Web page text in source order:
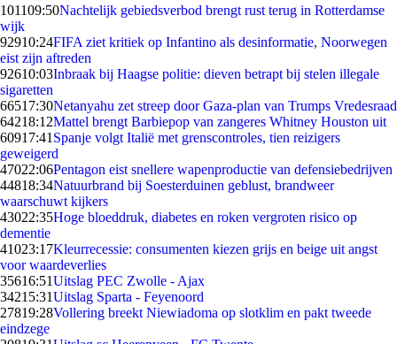
101109:50Nachtelijk gebiedsverbod brengt rust terug in Rotterdamse
wijk
92910:24FIFA ziet kritiek op Infantino als desinformatie, Noorwegen
eist zijn aftreden
92610:03Inbraak bij Haagse politie: dieven betrapt bij stelen illegale
sigaretten
66517:30Netanyahu zet streep door Gaza-plan van Trumps Vredesraad
64218:12Mattel brengt Barbiepop van zangeres Whitney Houston uit
60917:41 Spanje volgt Italië met grenscontroles, tien reizigers
geweigerd
47022:06Pentagon eist snellere wapenproductie van defensiebedrijven
44818:34Natuurbrand bij Soesterduinen geblust, brandweer
waarschuwt kijkers
43022:35Hoge bloeddruk, diabetes en roken vergroten risico op
dementie
41023:17Kleurrecessie: consumenten kiezen grijs en beige uit angst
voor waardeverlies
35616:51Uitslag PEC Zwolle - Ajax
34215:31Uitslag Sparta - Feyenoord
27819:28Vollering breekt Niewiadoma op slotklim en pakt tweede
eindzege